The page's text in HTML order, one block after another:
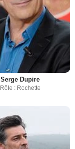
Serge Dupire
Rôle : Rochette